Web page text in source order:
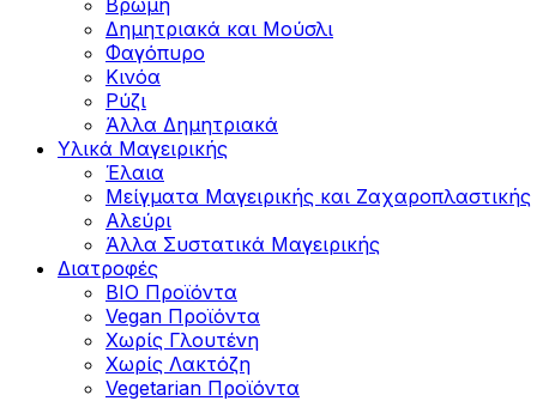
Δημητριακά και Μούσλι
Φαγόπυρο
Κινόα
Ρύζι
Άλλα Δημητριακά
Υλικά Μαγειρικής
Έλαια
Μείγματα Μαγειρικής και Ζαχαροπλαστικής
Αλεύρι
Άλλα Συστατικά Μαγειρικής
Διατροφές
BIO Προϊόντα
Vegan Προϊόντα
Χωρίς Γλουτένη
Χωρίς Λακτόζη
Vegetarian Προϊόντα